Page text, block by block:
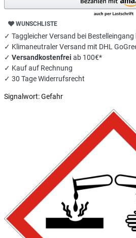
WUNSCHLISTE
✓ Taggleicher Versand bei Bestelleingang
✓ Klimaneutraler Versand mit DHL
✓ Versandkostenfrei ab 100€*
✓ Kauf auf Rechnung
✓ 30 Tage Widerrufsrecht
Signalwort:Gefahr